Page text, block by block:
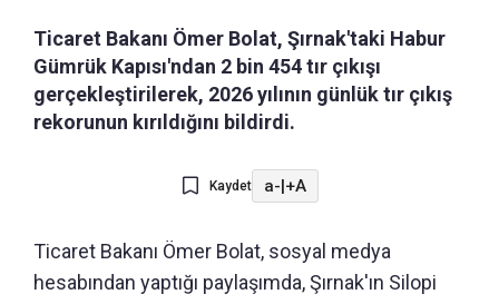
Ticaret Bakanı Ömer Bolat, Şırnak'taki Habur
Gümrük Kapısı'ndan 2 bin 454 tır çıkışı
gerçekleştirilerek, 2026 yılının günlük tır çıkış
rekorunun kırıldığını bildirdi.
Kaydet a-|+A
Ticaret Bakanı Ömer Bolat, sosyal medya
hesabından yaptığı paylaşımda, Şırnak'ın Silopi